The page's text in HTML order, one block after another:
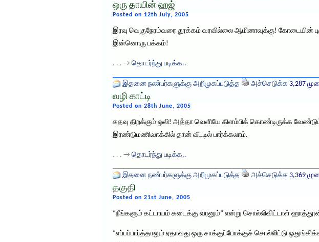
ஒரு தாயின் ஹஜ்
Posted on 12th July, 2005
இரவு வெகுநேரம்வரை தூக்கம் வரவில்லை ஆமினாவுக்கு! கோடையின்
இன்னொரு பக்கம்!
. . . → தொடர்ந்து படிக்க..
இதனை நண்பர்களுக்கு அறிமுகப்படுத்த அச்செடுக்க 3,287
வழி காட்டி
Posted on 28th June, 2005
கதவு திறக்கும் ஒலி! அத்தா வெளியே கிளம்பிக் கொண்டிருக்க
இரண்டுமணிவாக்கில் தான் வீடடில் பார்க்கலாம்.
. . . → தொடர்ந்து படிக்க..
இதனை நண்பர்களுக்கு அறிமுகப்படுத்த அச்செடுக்க 3,369
தகுதி
Posted on 21st June, 2005
“நீங்களும் கட்டாயம் கடைக்கு வரனும்” என்று சொல்லிவிட்டாள்
“எப்பப்பார்த்தாலும் ஏதாவது ஒரு சாக்குப்போக்குச் சொல்லிட்டு